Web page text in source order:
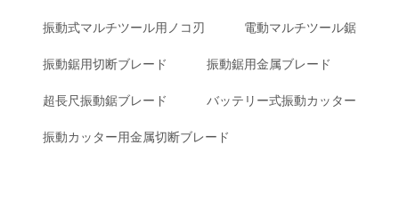
振動式マルチツール用ノコ刃 電動マルチツール鋸
振動鋸用切断ブレード 振動鋸用金属ブレード
超長尺振動鋸ブレード バッテリー式振動カッター
振動カッター用金属切断ブレード